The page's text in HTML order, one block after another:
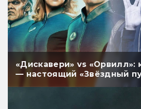
«Дискавери» vs «Орвилл»:
— настоящий «Звёздный